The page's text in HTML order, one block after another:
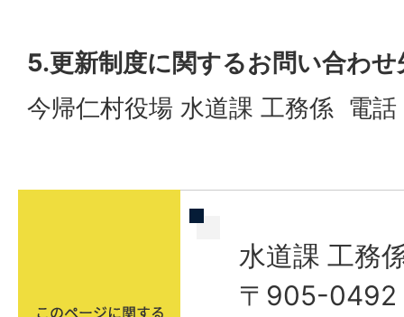
5.更新制度に関するお問い合わせ
今帰仁村役場 水道課 工務係 電
水道課 工務
〒905-0492